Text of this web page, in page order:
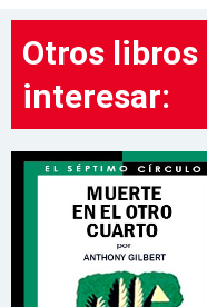
Otros libros
interesar: